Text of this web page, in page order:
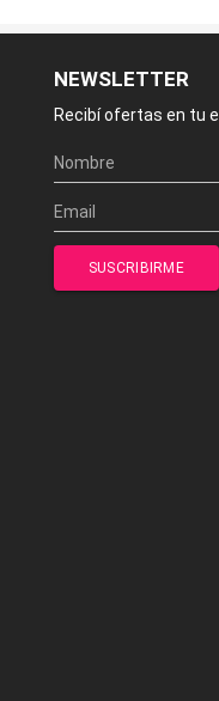
NEWSLETTER
Recibí ofertas en tu